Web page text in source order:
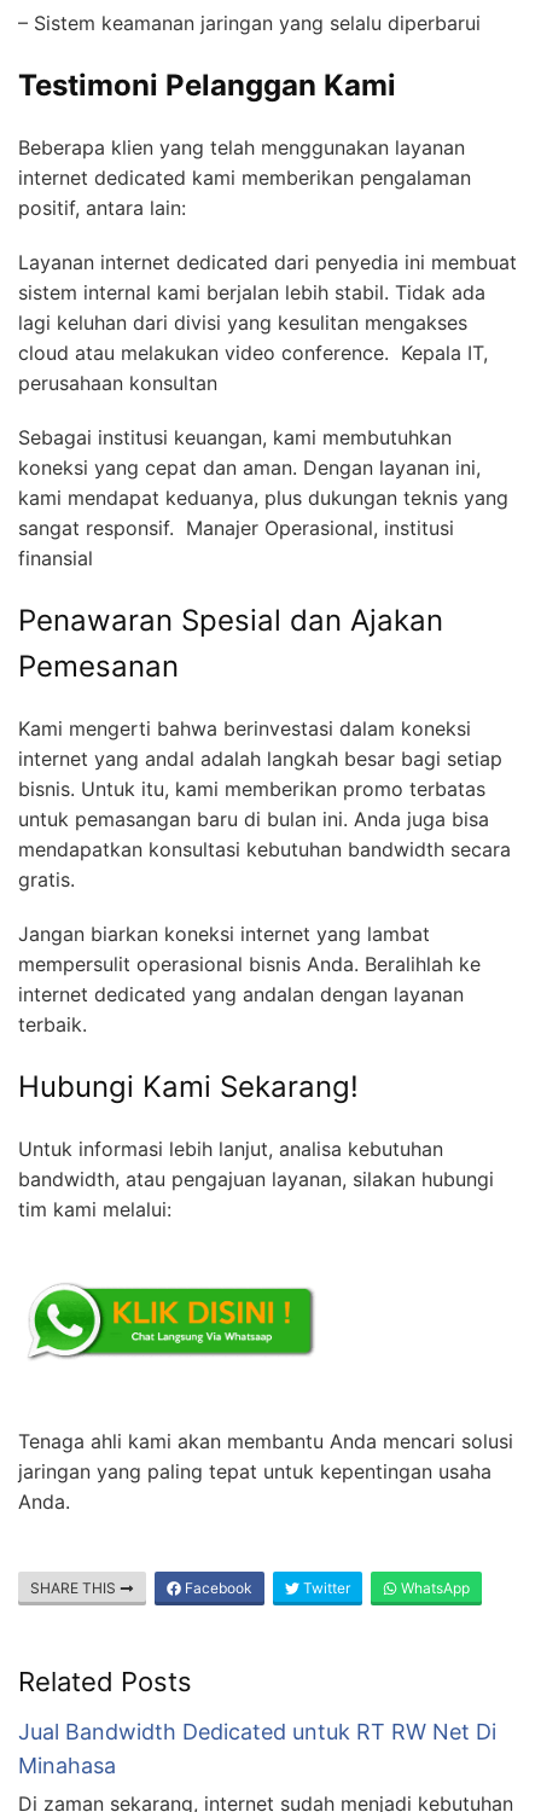
– Sistem keamanan jaringan yang selalu diperbarui
Testimoni Pelanggan Kami
Beberapa klien yang telah menggunakan layanan
internet dedicated kami memberikan pengalaman
positif, antara lain:
Layanan internet dedicated dari penyedia ini membuat
sistem internal kami berjalan lebih stabil. Tidak ada
lagi keluhan dari divisi yang kesulitan mengakses
cloud atau melakukan video conference.  Kepala IT,
perusahaan konsultan
Sebagai institusi keuangan, kami membutuhkan
koneksi yang cepat dan aman. Dengan layanan ini,
kami mendapat keduanya, plus dukungan teknis yang
sangat responsif.  Manajer Operasional, institusi
finansial
Penawaran Spesial dan Ajakan
Pemesanan
Kami mengerti bahwa berinvestasi dalam koneksi
internet yang andal adalah langkah besar bagi setiap
bisnis. Untuk itu, kami memberikan promo terbatas
untuk pemasangan baru di bulan ini. Anda juga bisa
mendapatkan konsultasi kebutuhan bandwidth secara
gratis.
Jangan biarkan koneksi internet yang lambat
mempersulit operasional bisnis Anda. Beralihlah ke
internet dedicated yang andalan dengan layanan
terbaik.
Hubungi Kami Sekarang!
Untuk informasi lebih lanjut, analisa kebutuhan
bandwidth, atau pengajuan layanan, silakan hubungi
tim kami melalui:
Tenaga ahli kami akan membantu Anda mencari solusi
jaringan yang paling tepat untuk kepentingan usaha
Anda.
SHARE THIS Facebook Twitter WhatsApp
Related Posts
Jual Bandwidth Dedicated untuk RT RW Net Di
Minahasa
Di zaman sekarang, internet sudah menjadi kebutuhan